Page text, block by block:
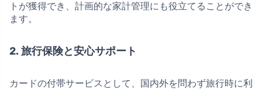
トが獲得でき、計画的な家計管理にも役立てることができ
ます。
2. 旅行保険と安心サポート
カードの付帯サービスとして、国内外を問わず旅行時に利